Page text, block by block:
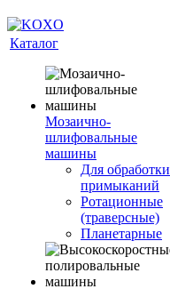
Каталог
Мозаично-
шлифовальные
машины
Для обработки
примыканий
Ротационные
(траверсные)
Планетарные